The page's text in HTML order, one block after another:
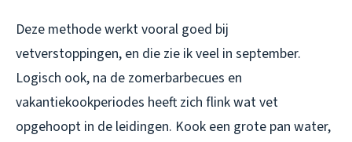
Deze methode werkt vooral goed bij
vetverstoppingen, en die zie ik veel in september.
Logisch ook, na de zomerbarbecues en
vakantiekookperiodes heeft zich flink wat vet
opgehoopt in de leidingen. Kook een grote pan water,